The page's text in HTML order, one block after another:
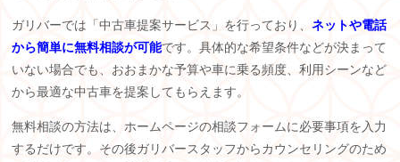
ガリバーでは「中古車提案サービス」を行っており、ネットや電話
から簡単に無料相談が可能です。具体的な希望条件などが決まって
いない場合でも、おおまかな予算や車に乗る頻度、利用シーンなど
から最適な中古車を提案してもらえます。
無料相談の方法は、ホームページの相談フォームに必要事項を入力
するだけです。その後ガリバースタッフからカウンセリングのため